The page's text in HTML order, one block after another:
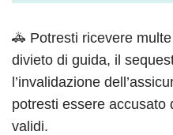
🚓 Potresti ricevere
divieto di guida, il
l’invalidazione
potresti essere accusato
validi.